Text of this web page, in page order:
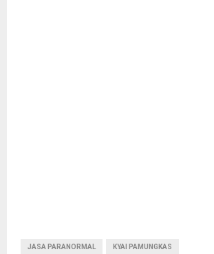
JASA PARANORMAL KYAI PAMUNGKAS